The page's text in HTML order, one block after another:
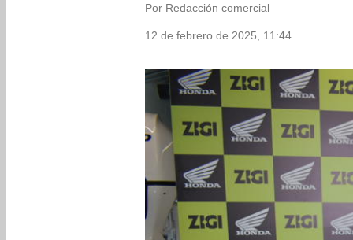
Por Redacción comercial
12 de febrero de 2025, 11:44